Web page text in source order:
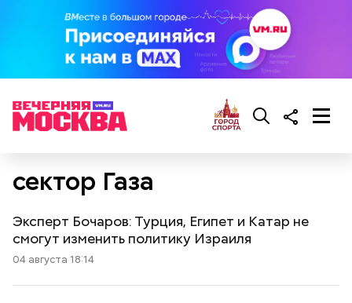
сектор Газа
Эксперт Бочаров: Турция, Египет и Катар не
смогут изменить политику Израиля
04 августа 18:14